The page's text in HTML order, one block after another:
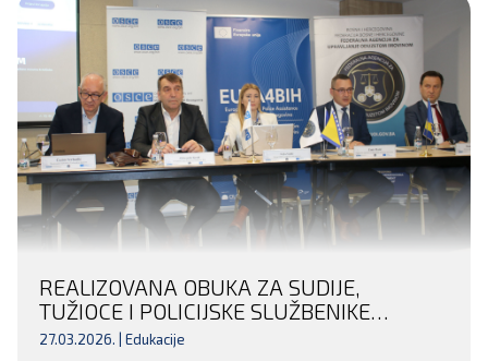
REALIZOVANA OBUKA ZA SUDIJE,
TUŽIOCE I POLICIJSKE SLUŽBENIKE
ZAPADNOHERCEGOVAČKOG KANTONA IZ
27.03.2026. | Edukacije